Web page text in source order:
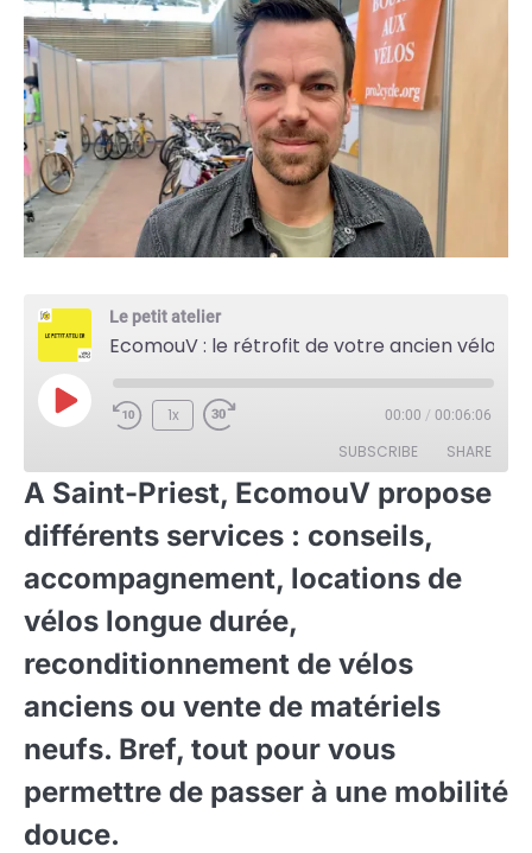
Le petit atelier
EcomouV : le rétrofit de votre ancien vélo
Play
1x 00:00 / 00:06:06
SUBSCRIBE SHARE
RSS FEED
SHARE
LINK
EMBED
A Saint-Priest, EcomouV propose
différents services : conseils,
accompagnement, locations de
vélos longue durée,
reconditionnement de vélos
anciens ou vente de matériels
neufs. Bref, tout pour vous
permettre de passer à une mobilité
douce.